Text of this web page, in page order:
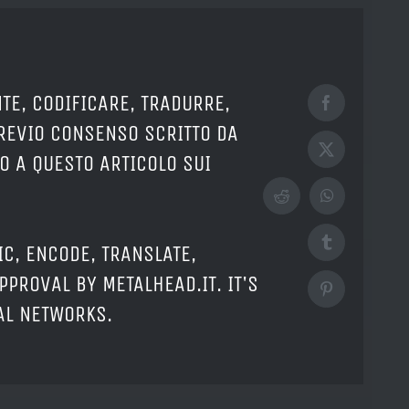
CODIFICARE, TRADURRE,
CONSENSO SCRITTO DA
A QUESTO ARTICOLO SUI
ENCODE, TRANSLATE,
BY METALHEAD.IT. IT'S
NETWORKS.
Facebook
X
RedditWhatsApp
Tumblr
Pinterest